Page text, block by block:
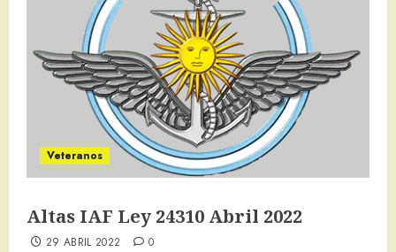
Veteranos
Altas IAF Ley 24310 Abril 2022
29 ABRIL 2022 0